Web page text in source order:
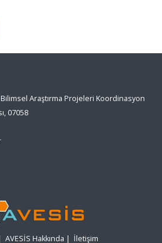
Araştırma Projeleri Koordinasyon
07058
AVESİS Hakkında | İletişim